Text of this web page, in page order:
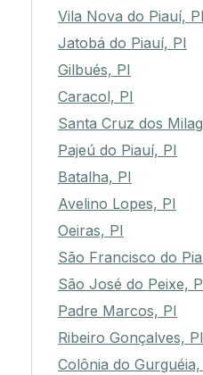
Vila Nova do Piauí, PI
Jatobá do Piauí, PI
Gilbués, PI
Caracol, PI
Santa Cruz dos
Pajeú do Piauí, PI
Batalha, PI
Avelino Lopes, PI
Oeiras, PI
São Francisco do
São José do Peixe,
Padre Marcos, PI
Ribeiro Gonçalves, PI
Colônia do Gurguéia,